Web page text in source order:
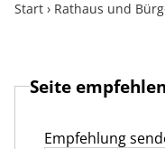
Start › Rathaus und
Seite empfehlen
Empfehlung